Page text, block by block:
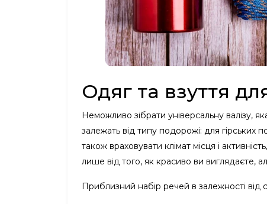
Одяг та взуття
Неможливо зібрати універсальну валізу,
залежать від типу подорожі: для
також враховувати клімат місця і
лише від того, як красиво ви виглядаєте,
Приблизний набір речей в залежності від